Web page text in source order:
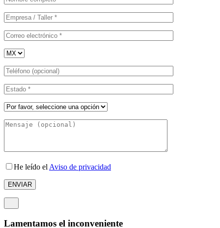
He leído el Aviso de privacidad
Lamentamos el inconveniente